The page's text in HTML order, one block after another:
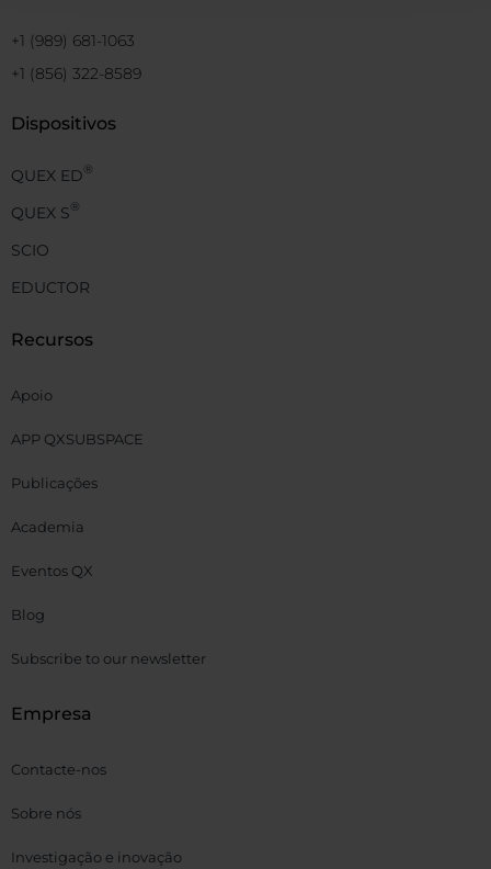
+1 (989) 681-1063
+1 (856) 322-8589
Dispositivos
QUEX ED®
QUEX S®
SCIO
EDUCTOR
Recursos
Apoio
APP QXSUBSPACE
Publicações
Academia
Eventos QX
Blog
Subscribe to our newsletter
Empresa
Contacte-nos
Sobre nós
Investigação e inovação